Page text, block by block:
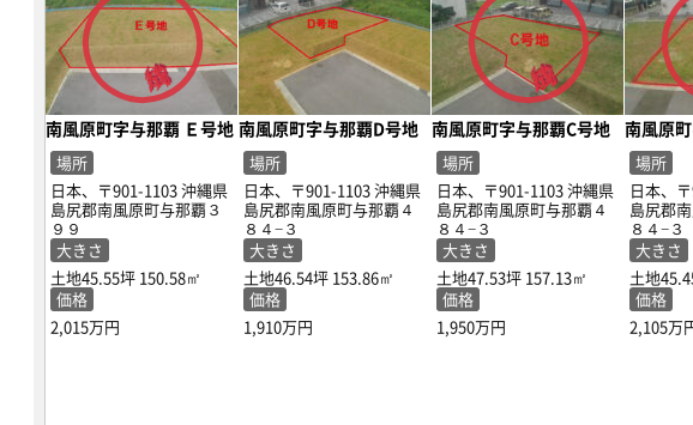
南風原町字与那覇 Ｅ号地
場所
日本、〒901-1103 沖縄県
島尻郡南風原町与那覇３
９９
大きさ
土地45.55坪 150.58㎡
価格
2,015万円
南風原町字与那覇D号地
場所
日本、〒901-1103 沖縄県
島尻郡南風原町与那覇４
８４−３
大きさ
土地46.54坪 153.86㎡
価格
1,910万円
南風原町字与那覇C号地
場所
日本、〒901-1103 沖縄県
島尻郡南風原町与那覇４
８４−３
大きさ
土地47.53坪 157.13㎡
価格
1,950万円
南風原
場所
日本、
島尻郡
８４−３
大きさ
土地
価格
2,105万